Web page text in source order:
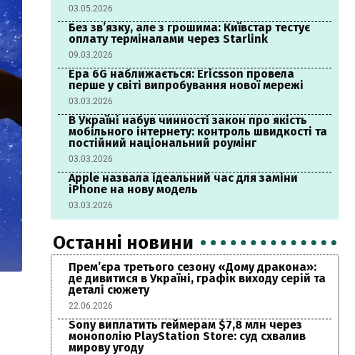
03.05.2026
Без зв’язку, але з грошима: Київстар тестує
оплату терміналами через Starlink
09.03.2026
Ера 6G наближається: Ericsson провела
перше у світі випробування нової мережі
03.03.2026
В Україні набув чинності закон про якість
мобільного інтернету: контроль швидкості та
постійний національний роумінг
03.03.2026
Apple назвала ідеальний час для заміни
iPhone на нову модель
03.03.2026
Останні новини
Прем’єра третього сезону «Дому дракона»:
де дивитися в Україні, графік виходу серій та
деталі сюжету
22.06.2026
Sony виплатить геймерам $7,8 млн через
монополію PlayStation Store: суд схвалив
мирову угоду